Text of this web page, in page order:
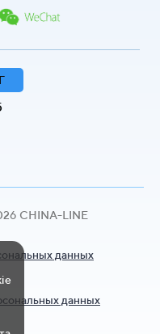
CHINA-LINE
данных
данных